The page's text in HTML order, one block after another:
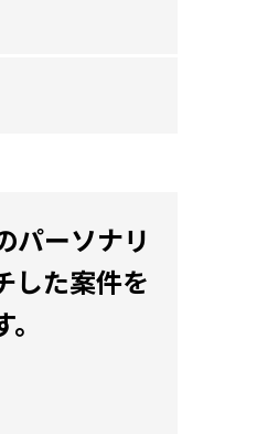
パーソナリ
した案件を